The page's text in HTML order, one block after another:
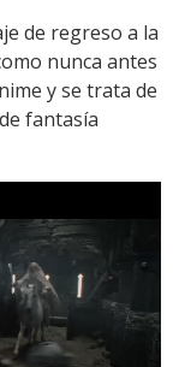
de regreso a la
nunca antes
y se trata de
fantasía